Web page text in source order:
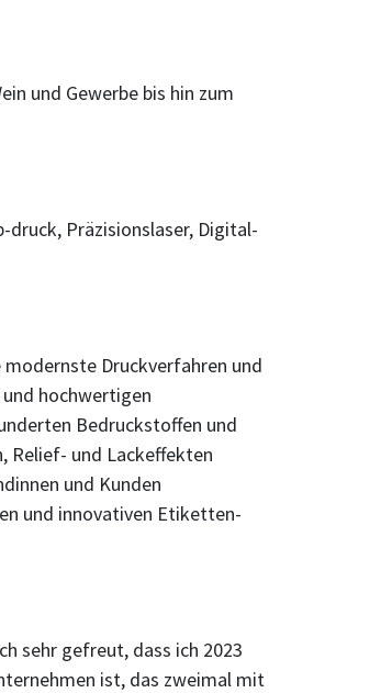
und Gewerbe bis hin zum
druck, Präzisionslaser, Digital-
Druckverfahren und
hochwertigen
Bedruckstoffen und
Relief- und Lackeffekten
und Kunden
und innovativen Etiketten-
sehr gefreut, dass ich 2023
ist, das zweimal mit